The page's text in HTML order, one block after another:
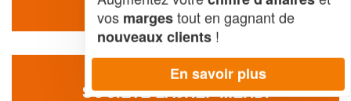
SOCIÉTÉ LAJNEF MEHDI
vos margestout en gagnant de
nouveaux clients !
En savoir plus